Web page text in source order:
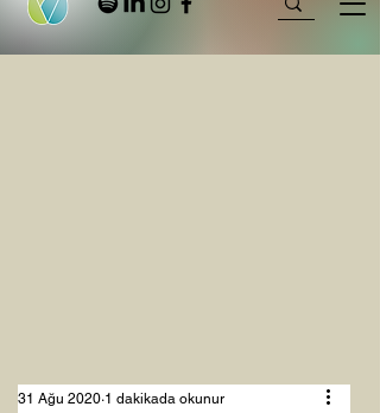
31 Ağu 2020 1 dakikada okunur